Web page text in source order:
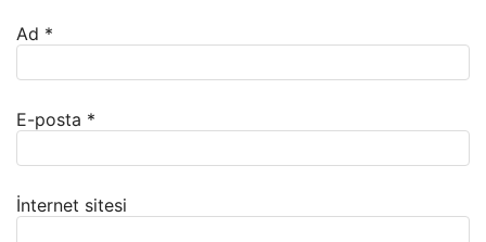
Ad *
E-posta *
İnternet sitesi